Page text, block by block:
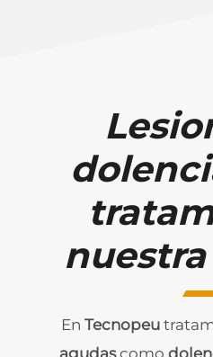
En Tecnopeu
agudascomo